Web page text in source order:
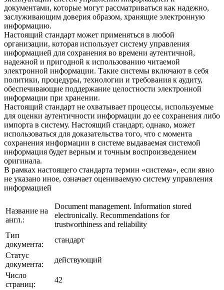
документами, которые могут рассматриваться как надежно,
заслуживающим доверия образом, хранящие электронную
информацию.
Настоящий стандарт может применяться в любой
организации, которая использует систему управления
информацией для сохранения во времени аутентичной,
надежной и пригодной к использованию читаемой
электронной информации. Такие системы включают в себя
политики, процедуры, технологии и требования к аудиту,
обеспечивающие поддержание целостности электронной
информации при хранении.
Настоящий стандарт не охватывает процессы, используемые
для оценки аутентичности информации до ее сохранения либо
импорта в систему. Настоящий стандарт, однако, может
использоваться для доказательства того, что с момента
сохранения информации в системе выдаваемая системой
информация будет верным и точным воспроизведением
оригинала.
В рамках настоящего стандарта термин «система», если явно
не указано иное, означает оцениваемую систему управления
информацией
Название на
англ.:
Document management. Information stored
electronically. Recommendations for
trustworthiness and reliability
Тип
документа:
стандарт
Статус
документа:
действующий
Число
страниц:
42